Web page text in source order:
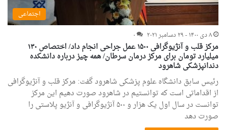
اجتماعی
۸ دی ۱۴۰۰ - ۲۹ دسامبر ۲۰۲۱
۰
مرکز قلب و آنژیوگرافی ۱۵۰۰ عمل جراحی انجام داد/ اختصاص ۱۳۰
میلیارد تومان برای مرکز درمان سرطان/ همه چیز درباره دانشکده
دندانپزشکی شاهرود
رئیس سابق دانشگاه علوم پزشکی شاهرود گفت: مرکز قلب و آنژیوگرافی
از اقداماتی است که توانستیم در شاهرود صورت دهیم این مرکز
توانست در سال اول یک هزار و ۵۰۰ آنژیوگرافی و آنژیو پلاستی را
صورت دهد